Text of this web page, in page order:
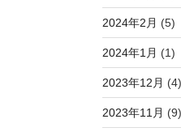
2024年2月 (5)
2024年1月 (1)
2023年12月 (4)
2023年11月 (9)